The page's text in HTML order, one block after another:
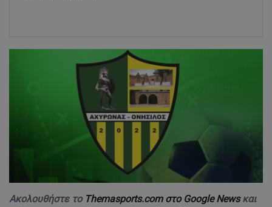
Ακολουθήστε το Themasports.com στο Google Newsκαι